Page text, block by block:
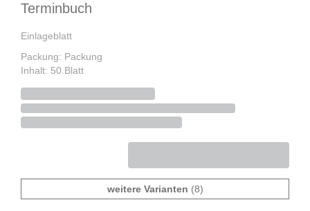
Terminbuch
Einlageblatt
Packung: Packung
Inhalt: 50 Blatt
weitere Varianten (8)